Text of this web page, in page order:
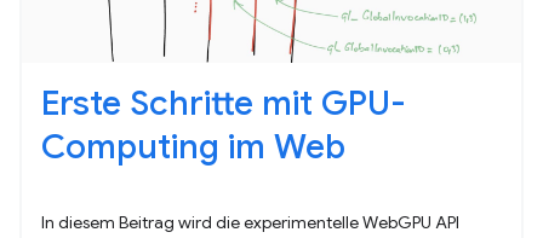
Erste Schritte mit GPU-
Computing im Web
In diesem Beitrag wird die experimentelle WebGPU API